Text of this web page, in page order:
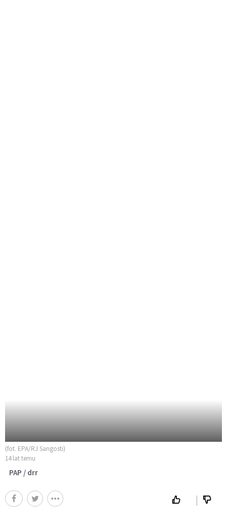
(fot. EPA/RJ Sangosti)
14 lat temu
PAP / drr